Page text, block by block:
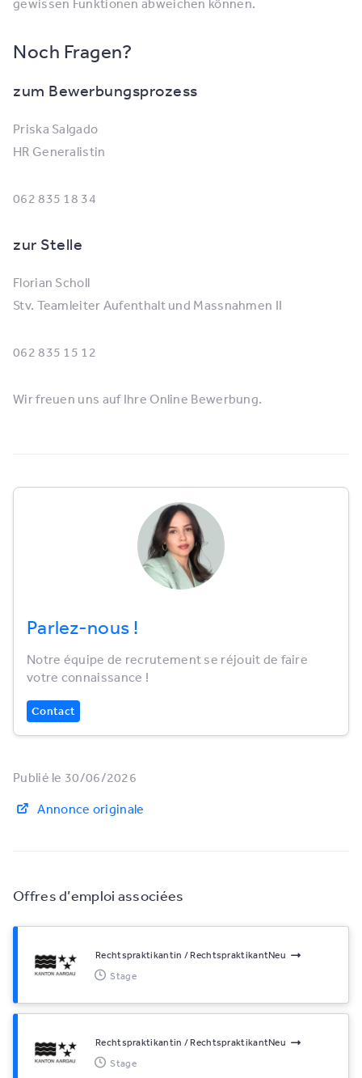
Offres d’emploi associées
Rechtspraktikantin / RechtspraktikantNeu
Stage
Rechtspraktikantin / RechtspraktikantNeu
Stage
gewissen Funktionen abweichen können.
Noch Fragen?
zum Bewerbungsprozess
Priska Salgado
HR Generalistin
062 835 18 34
zur Stelle
Florian Scholl
Stv. Teamleiter Aufenthalt und Massnahmen II
062 835 15 12
Wir freuen uns auf Ihre Online Bewerbung.
Parlez-nous !
Notre équipe de recrutement se réjouit de faire
votre connaissance !
Contact
Publié le 30/06/2026
Annonce originale